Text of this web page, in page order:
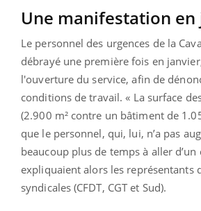
Une manifestation
Le personnel des urgences de la
débrayé une première fois en
l'ouverture du service, afin de
conditions de travail. « La surface
(2.900 m² contre un bâtiment de
que le personnel, qui, lui, n’a pas
beaucoup plus de temps à aller
expliquaient alors les représentants
syndicales (CFDT, CGT et Sud).